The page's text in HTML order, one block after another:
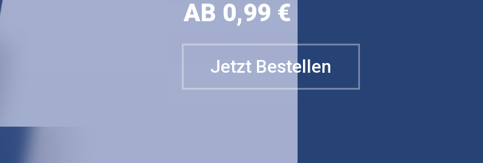
Jetzt Bestellen
AB 0,99 €